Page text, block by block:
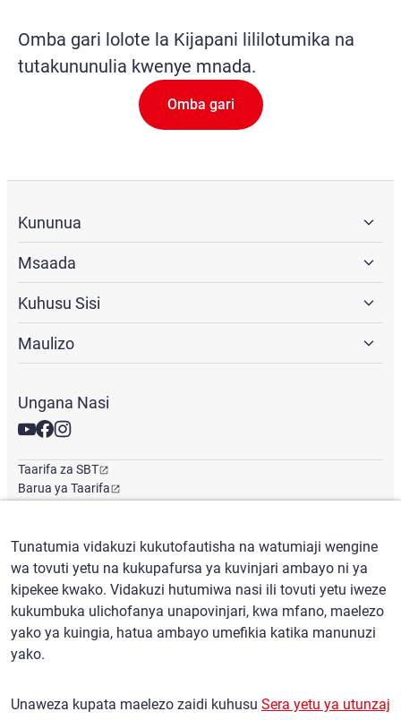
Omba gari lolote la Kijapani lililotumika na
tutakununulia kwenye mnada.
Omba gari
Kununua
Msaada
Kuhusu Sisi
Maulizo
Ungana Nasi
Taarifa za SBT
Barua ya Taarifa
Kiswahili/ ($) USD
Sera ya Siri
Tunatumia vidakuzi kukutofautisha na watumiaji wengine
wa tovuti yetu na kukupafursa ya kuvinjari ambayo ni ya
kipekee kwako. Vidakuzi hutumiwa nasi ili tovuti yetu iweze
kukumbuka ulichofanya unapovinjari, kwa mfano, maelezo
yako ya kuingia, hatua ambayo umefikia katika manunuzi
yako.
Unaweza kupata maelezo zaidi kuhusu Sera yetu ya utunzaj